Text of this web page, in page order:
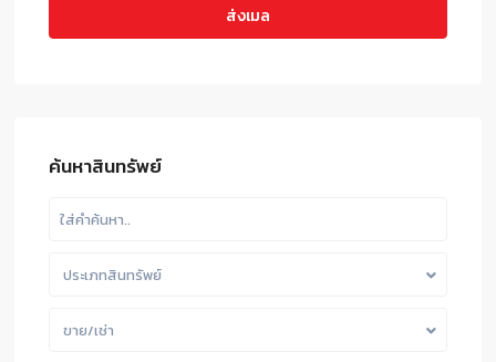
ค้นหาสินทรัพย์
ประเภทสินทรัพย์
ขาย/เช่า